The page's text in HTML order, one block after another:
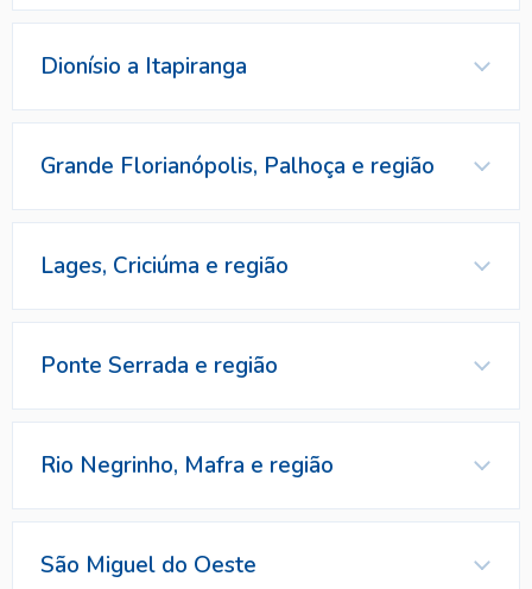
Contatos
Marca Vendida
Representante
Contatos
Dionísio a Itapiranga
Representante
Marca Vendida
Grande Florianópolis, Palhoça e região
Representante
Marca Vendida
Lages, Criciúma e região
Representante
Contatos
Ponte Serrada e região
Representante
Rio Negrinho, Mafra e região
Representante
São Miguel do Oeste